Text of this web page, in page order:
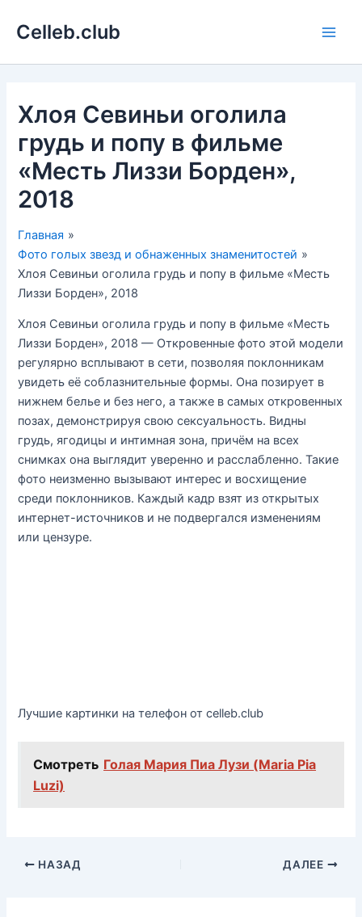
Celleb.club
Хлоя Севиньи оголила
грудь и попу в фильме
«Месть Лиззи Борден»,
2018
Главная
Фото голых звезд и обнаженных знаменитостей
Хлоя Севиньи оголила грудь и попу в фильме «Месть
Лиззи Борден», 2018
Хлоя Севиньи оголила грудь и попу в фильме «Месть
Лиззи Борден», 2018 — Откровенные фото этой модели
регулярно всплывают в сети, позволяя поклонникам
увидеть её соблазнительные формы. Она позирует в
нижнем белье и без него, а также в самых откровенных
позах, демонстрируя свою сексуальность. Видны
грудь, ягодицы и интимная зона, причём на всех
снимках она выглядит уверенно и расслабленно. Такие
фото неизменно вызывают интерес и восхищение
среди поклонников. Каждый кадр взят из открытых
интернет-источников и не подвергался изменениям
или цензуре.
Лучшие картинки на телефон от celleb.club
Смотреть Голая Мария Пиа Лузи (Maria Pia
Luzi)
НАЗАД ДАЛЕЕ